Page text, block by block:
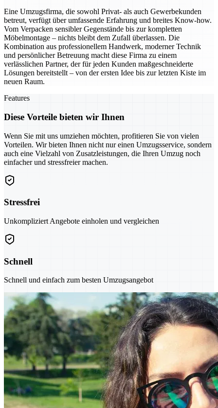
Eine Umzugsfirma, die sowohl Privat- als auch Gewerbekunden
betreut, verfügt über umfassende Erfahrung und breites Know-how.
Vom Verpacken sensibler Gegenstände bis zur kompletten
Möbelmontage – nichts bleibt dem Zufall überlassen. Die
Kombination aus professionellem Handwerk, moderner Technik
und persönlicher Betreuung macht diese Firma zu einem
verlässlichen Partner, der für jeden Kunden maßgeschneiderte
Lösungen bereitstellt – von der ersten Idee bis zur letzten Kiste im
neuen Raum.
Features
Diese Vorteile bieten wir Ihnen
Wenn Sie mit uns umziehen möchten, profitieren Sie von vielen
Vorteilen. Wir bieten Ihnen nicht nur einen Umzugsservice, sondern
auch eine Vielzahl von Zusatzleistungen, die Ihren Umzug noch
einfacher und stressfreier machen.
Stressfrei
Unkompliziert Angebote einholen und vergleichen
Schnell
Schnell und einfach zum besten Umzugsangebot